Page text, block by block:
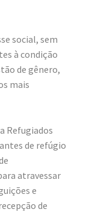
social, sem
à condição
de gênero,
mais
Refugiados
de refúgio
atravessar
e
de